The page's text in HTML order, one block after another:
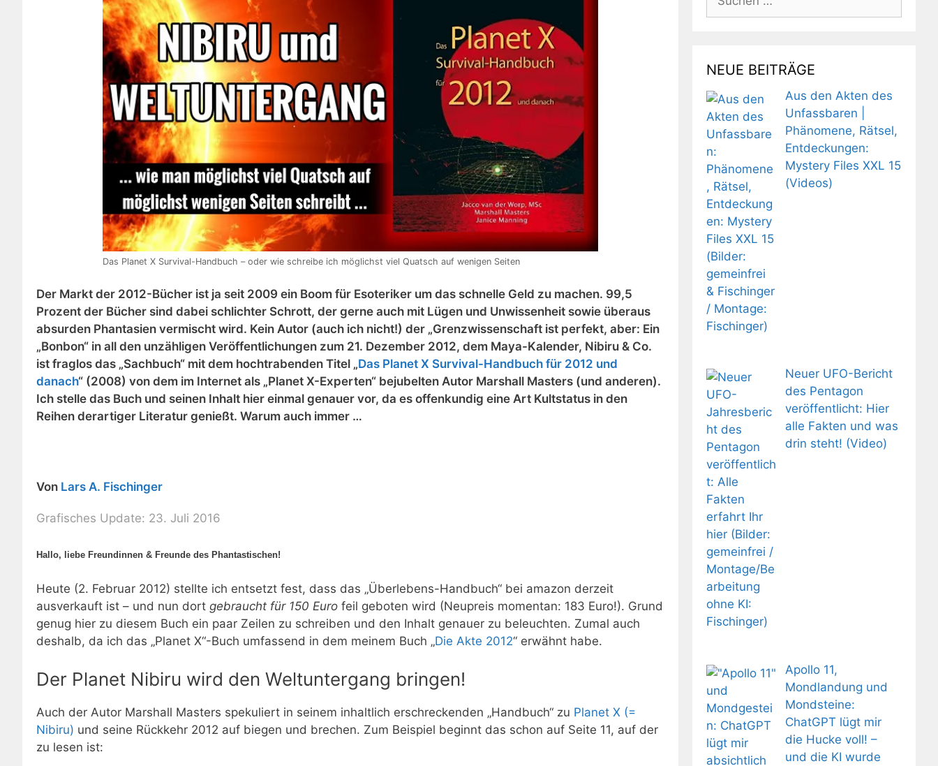
Das Planet X Survival-Handbuch – oder wie schreibe ich möglichst viel Quatsch auf wenigen Seiten
Der Markt der 2012-Bücher ist ja seit 2009 ein Boom für Esoteriker um das schnelle Geld zu machen. 99,5
Prozent der Bücher sind dabei schlichter Schrott, der gerne auch mit Lügen und Unwissenheit sowie überaus
absurden Phantasien vermischt wird. Kein Autor (auch ich nicht!) der „Grenzwissenschaft ist perfekt, aber: Ein
„Bonbon“ in all den unzähligen Veröffentlichungen zum 21. Dezember 2012, dem Maya-Kalender, Nibiru & Co.
ist fraglos das „Sachbuch“ mit dem hochtrabenden Titel „Das Planet X Survival-Handbuch für 2012 und
danach“ (2008) von dem im Internet als „Planet X-Experten“ bejubelten Autor Marshall Masters (und anderen).
Ich stelle das Buch und seinen Inhalt hier einmal genauer vor, da es offenkundig eine Art Kultstatus in den
Reihen derartiger Literatur genießt. Warum auch immer …
Von Lars A. Fischinger
Grafisches Update: 23. Juli 2016
Hallo, liebe Freundinnen & Freunde des Phantastischen!
Heute (2. Februar 2012) stellte ich entsetzt fest, dass das „Überlebens-Handbuch“ bei amazon derzeit
ausverkauft ist – und nun dort gebraucht für 150 Euro feil geboten wird (Neupreis momentan: 183 Euro!). Grund
genug hier zu diesem Buch ein paar Zeilen zu schreiben und den Inhalt genauer zu beleuchten. Zumal auch
deshalb, da ich das „Planet X“-Buch umfassend in dem meinem Buch „Die Akte 2012“ erwähnt habe.
Der Planet Nibiru wird den Weltuntergang bringen!
Auch der Autor Marshall Masters spekuliert in seinem inhaltlich erschreckenden „Handbuch“ zu Planet X (=
Nibiru) und seine Rückkehr 2012 auf biegen und brechen. Zum Beispiel beginnt das schon auf Seite 11, auf der
zu lesen ist:
nach:
NEUE BEITRÄGE
Aus den Akten des
Unfassbaren |
Phänomene, Rätsel,
Entdeckungen:
Mystery Files XXL 15
(Videos)
Neuer UFO-Bericht
des Pentagon
veröffentlicht: Hier
alle Fakten und was
drin steht! (Video)
Apollo 11,
Mondlandung und
Mondsteine:
ChatGPT lügt mir
die Hucke voll! –
und die KI wurde